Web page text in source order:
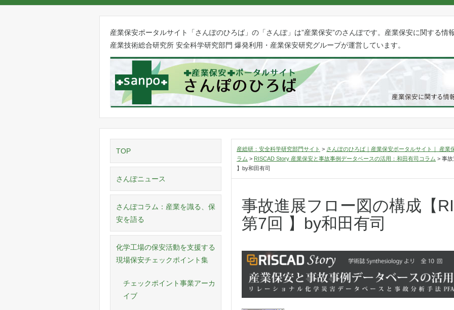
産業保安ポータルサイト「さんぽのひろば」の「さんぽ」は”産業保安”のさんぽです。産業保安に関する情
産業技術総合研究所 安全科学研究部門 爆発利用・産業保安研究グループが運営しています。
産総研：安全科学研究部門サイト > さんぽのひろば｜産業保安ポータルサイト｜ 産業
ラム > RISCAD Story 産業保安と事故事例データベースの活用：和田有司コラム > 事故
】by和田有司
事故進展フロー図の構成【
第7回 】by和田有司
TOP
さんぽニュース
さんぽコラム：産業を識る、保
安を語る
化学工場の保安活動を支援する
現場保安チェックポイント集
チェックポイント事業アーカ
イブ